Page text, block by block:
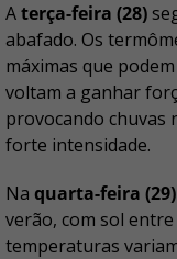
Aterça-feira (28)
abafado. Os
máximas que
voltam a ganhar
provocando chuvas
forte intensidade.
Na quarta-feira (29)
verão, com sol
temperaturas